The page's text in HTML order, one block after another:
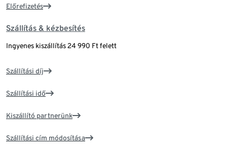
Előrefizetés
Szállítás & kézbesítés
Ingyenes kiszállítás 24 990 Ft felett
Szállítási díj
Szállítási idő
Kiszállító partnerünk
Szállítási cím módosítása